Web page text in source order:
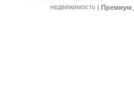
недвижимость | Премиум